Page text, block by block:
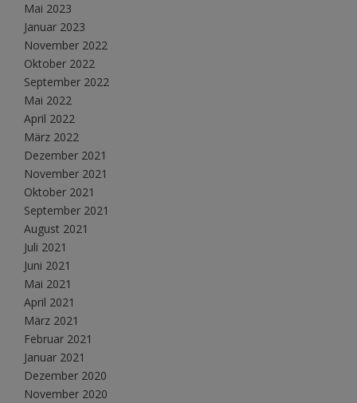
Mai 2023
Januar 2023
November 2022
Oktober 2022
September 2022
Mai 2022
April 2022
März 2022
Dezember 2021
November 2021
Oktober 2021
September 2021
August 2021
Juli 2021
Juni 2021
Mai 2021
April 2021
März 2021
Februar 2021
Januar 2021
Dezember 2020
November 2020